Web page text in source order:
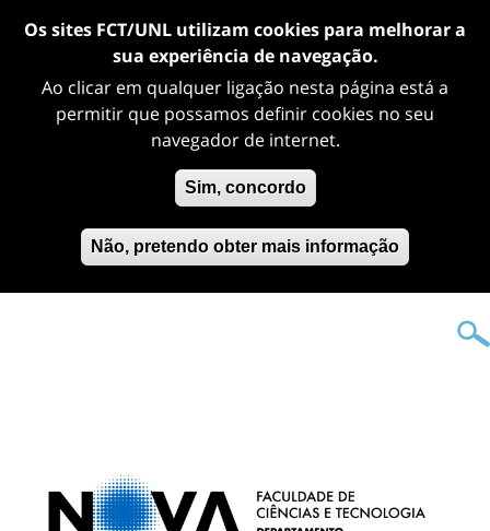
Os sites FCT/UNL utilizam cookies para melhorar a
sua experiência de navegação.
Ao clicar em qualquer ligação nesta página está a
permitir que possamos definir cookies no seu
navegador de internet.
Sim, concordo
Não, pretendo obter mais informação